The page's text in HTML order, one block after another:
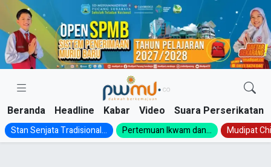
Skip
content
Beranda Headline Kabar Video Suara Perserikatan
Stan Senjata Tradisional... Pertemuan Ikwam dan... Mudipat